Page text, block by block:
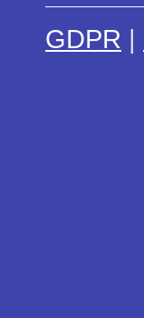
GDPR |